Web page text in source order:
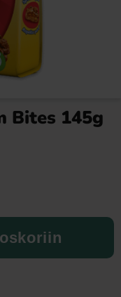
Kirsikka 33cl
Bites 145g